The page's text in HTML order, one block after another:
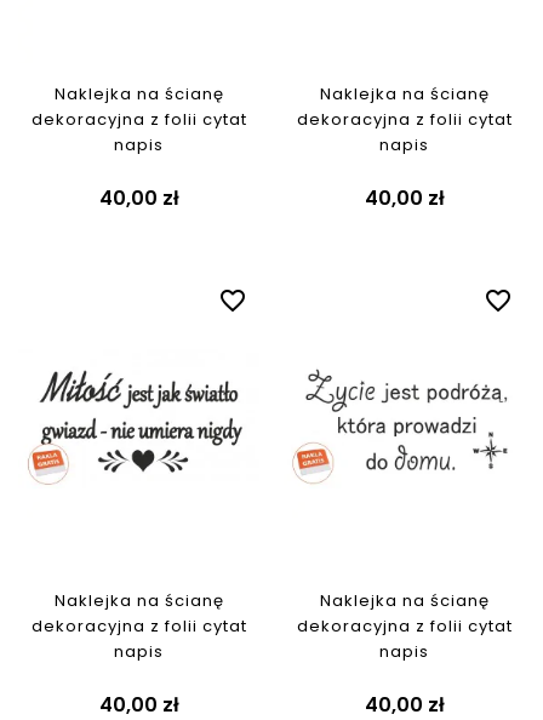
Naklejka na ścianę
dekoracyjna z folii cytat
napis
40,00 zł
Naklejka na ścianę
dekoracyjna z folii cytat
napis
40,00 zł
favorite_border
Naklejka na ścianę
dekoracyjna z folii cytat
napis
40,00 zł
favorite_border
Naklejka na ścianę
dekoracyjna z folii cytat
napis
40,00 zł